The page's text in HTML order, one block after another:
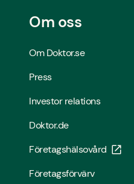
Om oss
Om Doktor.se
Press
Investor relations
Doktor.de
Företagshälsovård
Företagsförvärv